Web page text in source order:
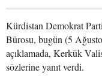
Kürdistan Demokrat
Bürosu, bugün (5
açıklamada, Kerkük
sözlerine yanıt verdi.